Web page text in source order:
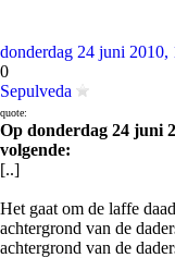
donderdag 24 juni 2010,
0
Sepulveda
quote:
Op donderdag 24 juni
volgende:
[..]
Het gaat om de laffe
achtergrond van de
achtergrond van de